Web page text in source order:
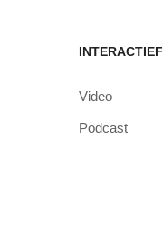
INTERACTIEF
Video
Podcast